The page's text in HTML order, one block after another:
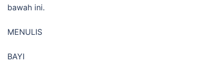
bawah ini.
MENULIS
BAYI